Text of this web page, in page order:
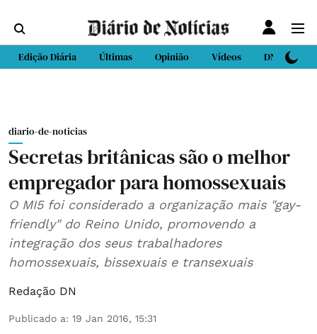
Edição Diária Últimas Opinião Vídeos DN Sport
diario-de-noticias
Secretas britânicas são o melhor
empregador para homossexuais
O MI5 foi considerado a organização mais "gay-
friendly" do Reino Unido, promovendo a
integração dos seus trabalhadores
homossexuais, bissexuais e transexuais
Redação DN
Publicado a: 19 Jan 2016, 15:31